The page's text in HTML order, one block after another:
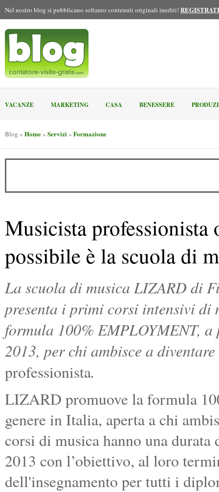
Nel nostro blog si pubblicano soltanto contenuti originali inediti!
VACANZE MARKETING CASA BENESSERE
Blog » Home» Servizi» Formazione
Musicista professionista
possibile è la scuola di
La scuola di musica LIZARD di
presenta i primi corsi intensivi di
formula 100% EMPLOYMENT, a
2013, per chi ambisce a diventare
professionista.
LIZARD promuove la formula
genere in Italia, aperta a chi
corsi di musica hanno una
2013 con l’obiettivo, al loro
dell'insegnamento per tutti i